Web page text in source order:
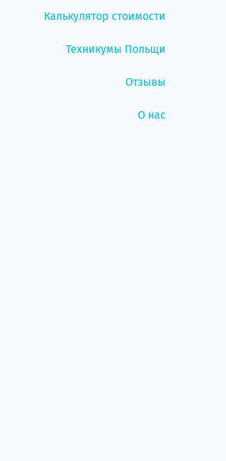
Калькулятор стоимости
Техникумы Польщи
Отзывы
О нас